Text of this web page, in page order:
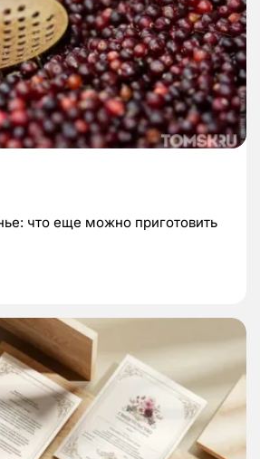
что еще можно приготовить